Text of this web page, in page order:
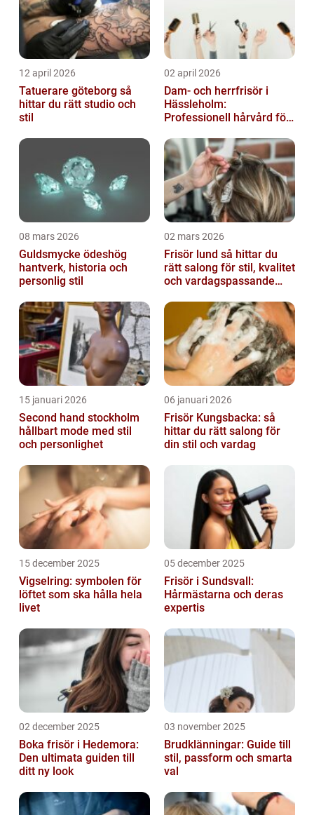
12 april 2026
Tatuerare göteborg så
hittar du rätt studio och
stil
02 april 2026
Dam- och herrfrisör i
Hässleholm:
Professionell hårvård för
08 mars 2026
Guldsmycke ödeshög
hantverk, historia och
personlig stil
02 mars 2026
Frisör lund så hittar du
rätt salong för stil, kvalitet
och vardagspassande
15 januari 2026
Second hand stockholm
hållbart mode med stil
och personlighet
06 januari 2026
Frisör Kungsbacka: så
hittar du rätt salong för
din stil och vardag
15 december 2025
Vigselring: symbolen för
löftet som ska hålla hela
livet
05 december 2025
Frisör i Sundsvall:
Hårmästarna och deras
expertis
02 december 2025
Boka frisör i Hedemora:
Den ultimata guiden till
ditt ny look
03 november 2025
Brudklänningar: Guide till
stil, passform och smarta
val